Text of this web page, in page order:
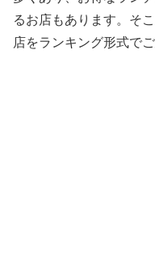
るお店もあります。そ
店をランキング形式でご